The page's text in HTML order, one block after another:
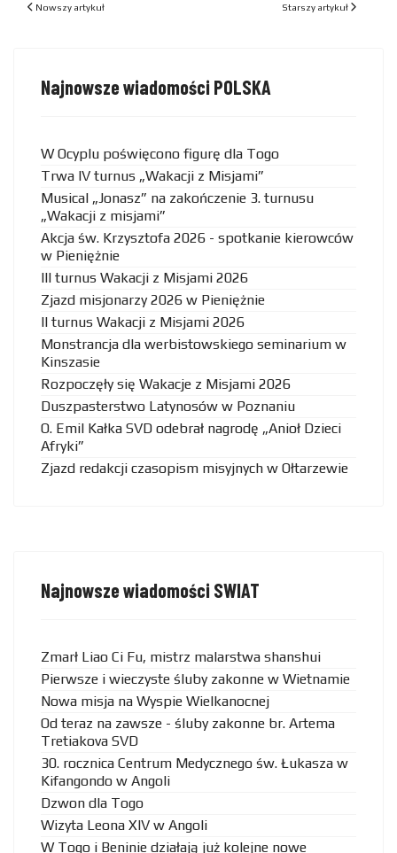
Poprzedni artykuł: W Wierzbowcu rozpoczęły się "Wakacje z Bogiem"
Nowszy artykuł Następny artykuł:
Starszy artykuł
Najnowsze wiadomości POLSKA
W Ocyplu poświęcono figurę dla Togo
Trwa IV turnus „Wakacji z Misjami”
Musical „Jonasz” na zakończenie 3. turnusu
„Wakacji z misjami”
Akcja św. Krzysztofa 2026 - spotkanie kierowców
w Pieniężnie
III turnus Wakacji z Misjami 2026
Zjazd misjonarzy 2026 w Pieniężnie
II turnus Wakacji z Misjami 2026
Monstrancja dla werbistowskiego seminarium w
Kinszasie
Rozpoczęły się Wakacje z Misjami 2026
Duszpasterstwo Latynosów w Poznaniu
O. Emil Kałka SVD odebrał nagrodę „Anioł Dzieci
Afryki”
Zjazd redakcji czasopism misyjnych w Ołtarzewie
Najnowsze wiadomości SWIAT
Zmarł Liao Ci Fu, mistrz malarstwa shanshui
Pierwsze i wieczyste śluby zakonne w Wietnamie
Nowa misja na Wyspie Wielkanocnej
Od teraz na zawsze - śluby zakonne br. Artema
Tretiakova SVD
30. rocznica Centrum Medycznego św. Łukasza w
Kifangondo w Angoli
Dzwon dla Togo
Wizyta Leona XIV w Angoli
W Togo i Beninie działają już kolejne nowe